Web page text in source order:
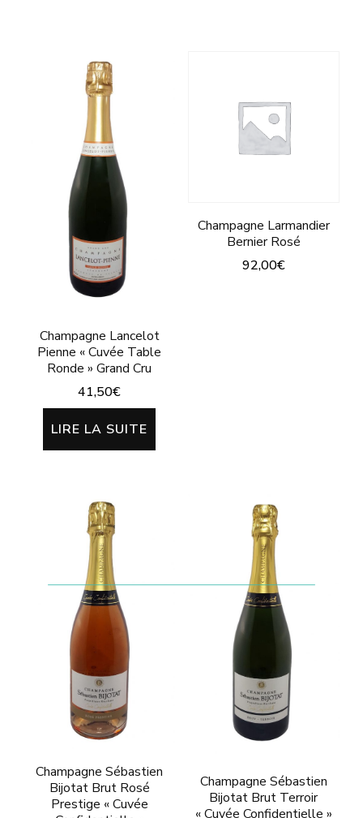
Champagne Lancelot
Pienne « Cuvée Table
Ronde » Grand Cru
41,50€
LIRE LA SUITE
Champagne Larmandier
Bernier Rosé
92,00€
Champagne Sébastien
Bijotat Brut Rosé
Prestige « Cuvée
Champagne Sébastien
Bijotat Brut Terroir
« Cuvée Confidentielle »